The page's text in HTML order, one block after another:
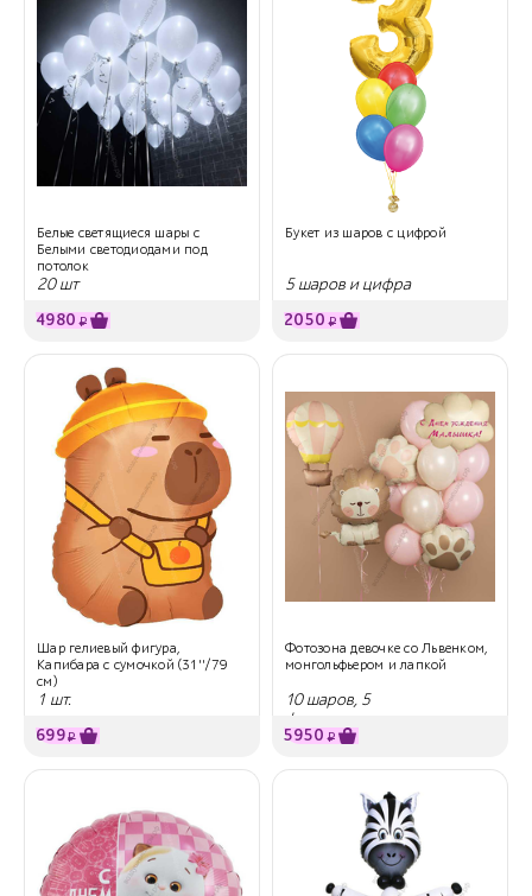
Белые светящиеся шары с
Белыми светодиодами под
потолок
20 шт
4980 ₽
Букет из шаров с цифрой
5 шаров и цифра
2050 ₽
Шар гелиевый фигура,
Капибара с сумочкой (31''/79
см)
1 шт.
699₽
Фотозона девочке со Львенком,
монгольфьером и лапкой
10 шаров, 5
фольгированных шаров
5950 ₽